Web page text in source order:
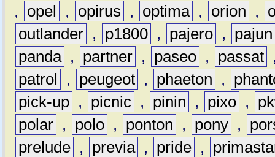
,
opel , opirus , optima , orion ,
outlander , p1800 , pajero ,
pajun
panda , partner , paseo , passat
patrol
, peugeot , phaeton ,
pick-up , picnic , pinin , pixo ,
polar , polo , ponton , pony ,
prelude , previa , pride ,